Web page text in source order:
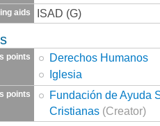
aids ISAD (G)
points
Derechos Humanos
Iglesia
points
Fundación de Ayuda
Cristianas (Creator)